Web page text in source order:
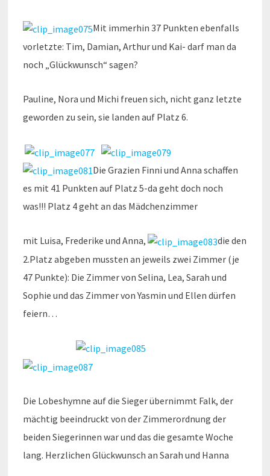
Mit immerhin 37 Punkten ebenfalls
vorletzte: Tim, Damian, Arthur und Kai- darf man da
noch „Glückwunsch“ sagen?
Pauline, Nora und Michi freuen sich, nicht ganz letzte
geworden zu sein, sie landen auf Platz 6.
Die Grazien Finni und Anna schaffen
es mit 41 Punkten auf Platz 5-da geht doch noch
was!!! Platz 4 geht an das Mädchenzimmer
mit Luisa, Frederike und Anna,
die den
2.Platz abgeben mussten an jeweils zwei Zimmer (je
47 Punkte): Die Zimmer von Selina, Lea, Sarah und
Sophie und das Zimmer von Yasmin und Ellen dürfen
feiern…
Die Lobeshymne auf die Sieger übernimmt Falk, der
mächtig beeindruckt von der Zimmerordnung der
beiden Siegerinnen war und das die gesamte Woche
lang. Herzlichen Glückwunsch an Sarah und Hanna